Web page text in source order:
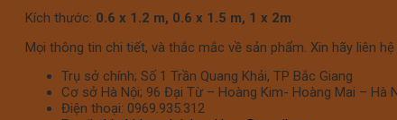
Kích thước: 0.6 x 1.2 m, 0.6 x 1.5 m, 1 x 2m
Mọi thông tin chi tiết, và thắc mắc về sản phẩm. Xin hãy liên
Trụ sở chính; Số 1 Trần Quang Khải, TP Bắc Giang
Cơ sở Hà Nội; 96 Đại Từ – Hoàng Kim- Hoàng Mai – Hà
Điện thoại: 0969.935.312